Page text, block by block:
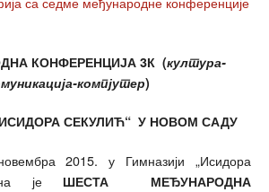
КОНФЕРЕНЦИЈА 3К (култура-
компјутер)
СЕКУЛИЋ“ У НОВОМ САДУ
2015. у Гимназији „Исидора
је ШЕСТА МЕЂУНАРОДНА